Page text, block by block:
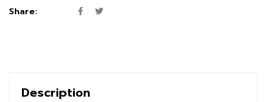
Share:
Description